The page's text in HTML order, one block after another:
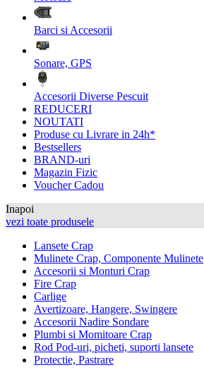
Barci si Accesorii
Sonare, GPS
Accesorii Diverse Pescuit
REDUCERI
NOUTATI
Produse cu Livrare in 24h*
Bestsellers
BRAND-uri
Magazin Fizic
Voucher Cadou
Inapoi
vezi toate produsele
Lansete Crap
Mulinete Crap, Componente Mulinete
Accesorii si Monturi Crap
Fire Crap
Carlige
Avertizoare, Hangere, Swingere
Accesorii Nadire Sondare
Plumbi si Momitoare Crap
Rod Pod-uri, picheti, suporti lansete
Protectie, Pastrare